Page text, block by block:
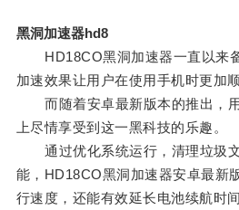
黑洞加速器hd8
HD18CO黑洞加速器一直以来
加速效果让用户在使用手机时更加顺
而随着安卓最新版本的推出，用
上尽情享受到这一黑科技的乐趣。
通过优化系统运行，清理垃圾文
能，HD18CO黑洞加速器安卓最新
行速度，还能有效延长电池续航时